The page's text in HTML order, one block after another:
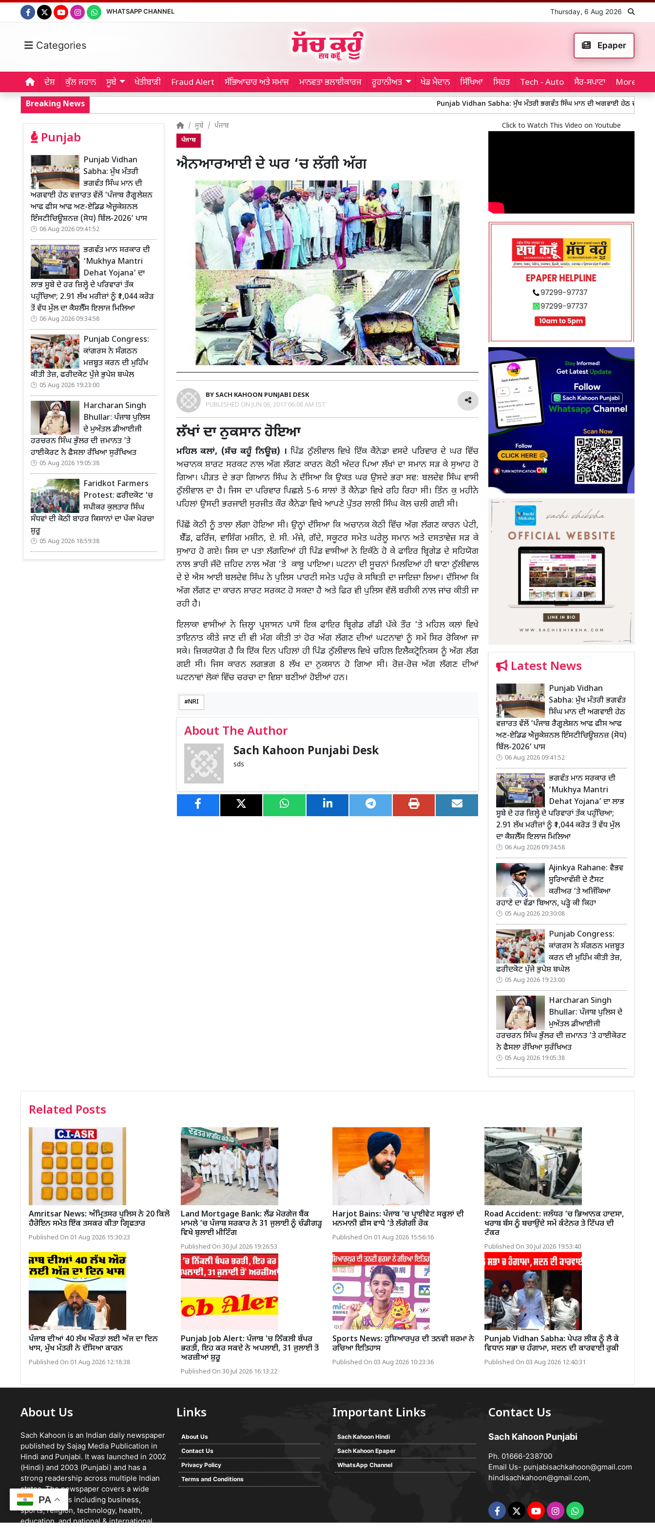
WHATSAPP CHANNEL Thursday, 6 Aug 2026
Categories Epaper
ਦੇਸ਼ ਕੁੱਲ ਜਹਾਨ ਸੂਬੇ ਖੇਤੀਬਾੜੀ Fraud Alert ਸੱਭਿਆਚਾਰ ਅਤੇ ਸਮਾਜ ਮਾਨਵਤਾ ਭਲਾਈਕਾਰਜ ਰੂਹਾਨੀਅਤ ਖੇਡ ਮੈਦਾਨ ਸਿੱਖਿਆ ਸਿਹਤ Tech - Auto ਸੈਰ-ਸਪਾਟਾ More...
Breaking News Punjab Vidhan Sabha: ਮੁੱਖ ਮੰਤਰੀ ਭਗਵੰਤ ਸਿੰਘ ਮਾਨ ਦੀ ਅਗਵਾਈ ਹੇਠ ਵਜ਼ਾਰਤ ਵੱਲੋਂ
Punjab
Punjab Vidhan
Sabha: ਮੁੱਖ ਮੰਤਰੀ
ਭਗਵੰਤ ਸਿੰਘ ਮਾਨ ਦੀ
ਅਗਵਾਈ ਹੇਠ ਵਜ਼ਾਰਤ ਵੱਲੋਂ ‘ਪੰਜਾਬ ਰੈਗੂਲੇਸ਼ਨ
ਆਫ ਫੀਸ ਆਫ ਅਣ-ਏਡਿਡ ਐਜੂਕੇਸ਼ਨਲ
ਇੰਸਟੀਚਿਊਸ਼ਨਜ਼ (ਸੋਧ) ਬਿੱਲ-2026’ ਪਾਸ
06 Aug 2026 09:41:52
ਭਗਵੰਤ ਮਾਨ ਸਰਕਾਰ ਦੀ
‘Mukhya Mantri
Dehat Yojana’ ਦਾ
ਲਾਭ ਸੂਬੇ ਦੇ ਹਰ ਜ਼ਿਲ੍ਹੇ ਦੇ ਪਰਿਵਾਰਾਂ ਤੱਕ
ਪਹੁੰਚਿਆ; 2.91 ਲੱਖ ਮਰੀਜ਼ਾਂ ਨੂੰ ₹1,044 ਕਰੋੜ
ਤੋਂ ਵੱਧ ਮੁੱਲ ਦਾ ਕੈਸ਼ਲੈੱਸ ਇਲਾਜ ਮਿਲਿਆ
06 Aug 2026 09:34:58
Punjab Congress:
ਕਾਂਗਰਸ ਨੇ ਸੰਗਠਨ
ਮਜ਼ਬੂਤ ਕਰਨ ਦੀ ਮੁਹਿੰਮ
ਕੀਤੀ ਤੇਜ਼, ਫਰੀਦਕੋਟ ਪੁੱਜੇ ਭੁਪੇਸ਼ ਬਘੇਲ
05 Aug 2026 19:23:00
Harcharan Singh
Bhullar: ਪੰਜਾਬ ਪੁਲਿਸ
ਦੇ ਮੁਅੱਤਲ ਡੀਆਈਜੀ
ਹਰਚਰਨ ਸਿੰਘ ਭੁੱਲਰ ਦੀ ਜ਼ਮਾਨਤ ’ਤੇ
ਹਾਈਕੋਰਟ ਨੇ ਫੈਸਲਾ ਰੱਖਿਆ ਸੁਰੱਖਿਅਤ
05 Aug 2026 19:05:38
Faridkot Farmers
Protest: ਫਰੀਦਕੋਟ ’ਚ
ਸਪੀਕਰ ਕੁਲਤਾਰ ਸਿੰਘ
ਸੰਧਵਾਂ ਦੀ ਕੋਠੀ ਬਾਹਰ ਕਿਸਾਨਾਂ ਦਾ ਪੱਕਾ ਮੋਰਚਾ
ਸ਼ੁਰੂ
05 Aug 2026 18:59:38
ਸੂਬੇ ਪੰਜਾਬ
ਪੰਜਾਬ
ਐਨਆਰਆਈ ਦੇ ਘਰ ‘ਚ ਲੱਗੀ ਅੱਗ
BY SACH KAHOON PUNJABI DESK
PUBLISHED ON JUN 06, 2017 06:08 AM IST
ਲੱਖਾਂ ਦਾ ਨੁਕਸਾਨ ਹੋਇਆ
ਮਹਿਲ ਕਲਾਂ, (ਸੱਚ ਕਹੂੰ ਨਿਊਜ਼) । ਪਿੰਡ ਠੁੱਲੀਵਾਲ ਵਿਖੇ ਇੱਕ ਕੈਨੇਡਾ ਵਸਦੇ ਪਰਿਵਾਰ ਦੇ ਘਰ ਵਿੱਚ
ਅਚਾਨਕ ਸ਼ਾਰਟ ਸਰਕਟ ਨਾਲ ਅੱਗ ਲੱਗਣ ਕਾਰਨ ਕੋਠੀ ਅੰਦਰ ਪਿਆ ਲੱਖਾਂ ਦਾ ਸਮਾਨ ਸੜ ਕੇ ਸੁਆਹ ਹੋ
ਗਿਆ। ਪੀੜਤ ਦੇ ਭਰਾ ਗਿਆਨ ਸਿੰਘ ਨੇ ਦੱਸਿਆ ਕਿ ਉਕਤ ਘਰ ਉਸਦੇ ਭਰਾ ਸਵ: ਬਲਦੇਵ ਸਿੰਘ ਵਾਸੀ
ਠੁੱਲੀਵਾਲ ਦਾ ਹੈ। ਜਿਸ ਦਾ ਪਰਿਵਾਰ ਪਿਛਲੇ 5-6 ਸਾਲਾਂ ਤੋਂ ਕੈਨੇਡਾ ਵਿਖੇ ਰਹਿ ਰਿਹਾ ਸੀ। ਤਿੰਨ ਕੁ ਮਹੀਨੇ
ਪਹਿਲਾਂ ਉਸਦੀ ਭਰਜਾਈ ਸੁਰਜੀਤ ਕੌਰ ਕੈਨੇਡਾ ਵਿਖੇ ਆਪਣੇ ਪੁੱਤਰ ਲਾਲੀ ਸਿੰਘ ਕੋਲ ਚਲੀ ਗਈ ਸੀ।
ਪਿੱਛੋਂ ਕੋਠੀ ਨੂੰ ਤਾਲਾ ਲੱਗਾ ਹੋਇਆ ਸੀ। ਉਨ੍ਹਾਂ ਦੱਸਿਆ ਕਿ ਅਚਾਨਕ ਕੋਠੀ ਵਿੱਚ ਅੱਗ ਲੱਗਣ ਕਾਰਨ ਪੇਟੀ,
ਬੈੱਡ, ਫਰਿੱਜ, ਵਾਸ਼ਿੰਗ ਮਸ਼ੀਨ, ਏ. ਸੀ. ਮੰਜੇ, ਗੱਦੇ, ਸਕੂਟਰ ਸਮੇਤ ਘਰੇਲੂ ਸਮਾਨ ਅਤੇ ਦਸਤਾਵੇਜ਼ ਸੜ ਕੇ
ਸੁਆਹ ਹੋ ਗਏ। ਜਿਸ ਦਾ ਪਤਾ ਲੱਗਦਿਆਂ ਹੀ ਪਿੰਡ ਵਾਸੀਆਂ ਨੇ ਇਕੱਠੇ ਹੋ ਕੇ ਫਾਇਰ ਬ੍ਰਿਗੇਡ ਦੇ ਸਹਿਯੋਗ
ਨਾਲ ਭਾਰੀ ਜੱਦੋ ਜ਼ਹਿਦ ਨਾਲ ਅੱਗ ‘ਤੇ ਕਾਬੂ ਪਾਇਆ। ਘਟਨਾ ਦੀ ਸੂਚਨਾਂ ਮਿਲਦਿਆਂ ਹੀ ਥਾਣਾ ਠੁੱਲੀਵਾਲ
ਦੇ ਏ ਐਸ ਆਈ ਬਲਦੇਵ ਸਿੰਘ ਨੇ ਪੁਲਿਸ ਪਾਰਟੀ ਸਮੇਤ ਪਹੁੰਚ ਕੇ ਸਥਿਤੀ ਦਾ ਜਾਇਜ਼ਾ ਲਿਆ। ਦੱਸਿਆ ਕਿ
ਅੱਗ ਲੱਗਣ ਦਾ ਕਾਰਨ ਸ਼ਾਰਟ ਸਰਕਟ ਹੋ ਸਕਦਾ ਹੈ ਅਤੇ ਫਿਰ ਵੀ ਪੁਲਿਸ ਵੱਲੋਂ ਬਰੀਕੀ ਨਾਲ ਜਾਂਚ ਕੀਤੀ ਜਾ
ਰਹੀ ਹੈ।
ਇਲਾਕਾ ਵਾਸੀਆਂ ਨੇ ਜ਼ਿਲ੍ਹਾ ਪ੍ਰਸ਼ਾਸਨ ਪਾਸੋਂ ਇਕ ਫਾਇਰ ਬ੍ਰਿਗੇਡ ਗੱਡੀ ਪੱਕੇ ਤੌਰ ‘ਤੇ ਮਹਿਲ ਕਲਾਂ ਵਿਖੇ
ਤਾਇਨਾਤ ਕੀਤੇ ਜਾਣ ਦੀ ਵੀ ਮੰਗ ਕੀਤੀ ਤਾਂ ਹੋਰ ਅੱਗ ਲੱਗਣ ਦੀਆਂ ਘਟਨਾਵਾਂ ਨੂੰ ਸਮੇਂ ਸਿਰ ਰੋਕਿਆ ਜਾ
ਸਕੇ। ਜ਼ਿਕਰਯੋਗ ਹੈ ਕਿ ਇੱਕ ਦਿਨ ਪਹਿਲਾਂ ਹੀ ਪਿੰਡ ਠੁੱਲੀਵਾਲ ਵਿਖੇ ਚਹਿਲ ਇਲੈਕਟ੍ਰੋਨਿਕਸ ਨੂੰ ਅੱਗ ਲੱਗ
ਗਈ ਸੀ। ਜਿਸ ਕਾਰਨ ਲਗਭਗ 8 ਲੱਖ ਦਾ ਨੁਕਸਾਨ ਹੋ ਗਿਆ ਸੀ। ਰੋਜ਼-ਰੋਜ਼ ਅੱਗ ਲੱਗਣ ਦੀਆਂ
ਘਟਨਾਵਾਂ ਲੋਕਾਂ ਵਿੱਚ ਚਰਚਾ ਦਾ ਵਿਸ਼ਾ ਬਣੀਆਂ ਹੋਈਆਂ ਹਨ।
NRI
About The Author
Sach Kahoon Punjabi Desk
sds
Click to Watch This Video on Youtube
Latest News
Punjab Vidhan
Sabha: ਮੁੱਖ ਮੰਤਰੀ ਭਗਵੰਤ
ਸਿੰਘ ਮਾਨ ਦੀ ਅਗਵਾਈ ਹੇਠ
ਵਜ਼ਾਰਤ ਵੱਲੋਂ ‘ਪੰਜਾਬ ਰੈਗੂਲੇਸ਼ਨ ਆਫ ਫੀਸ ਆਫ
ਅਣ-ਏਡਿਡ ਐਜੂਕੇਸ਼ਨਲ ਇੰਸਟੀਚਿਊਸ਼ਨਜ਼ (ਸੋਧ)
ਬਿੱਲ-2026’ ਪਾਸ
06 Aug 2026 09:41:52
ਭਗਵੰਤ ਮਾਨ ਸਰਕਾਰ ਦੀ
‘Mukhya Mantri
Dehat Yojana’ ਦਾ ਲਾਭ
ਸੂਬੇ ਦੇ ਹਰ ਜ਼ਿਲ੍ਹੇ ਦੇ ਪਰਿਵਾਰਾਂ ਤੱਕ ਪਹੁੰਚਿਆ;
2.91 ਲੱਖ ਮਰੀਜ਼ਾਂ ਨੂੰ ₹1,044 ਕਰੋੜ ਤੋਂ ਵੱਧ ਮੁੱਲ
ਦਾ ਕੈਸ਼ਲੈੱਸ ਇਲਾਜ ਮਿਲਿਆ
06 Aug 2026 09:34:58
Ajinkya Rahane: ਵੈਭਵ
ਸੂਰਿਆਵੰਸ਼ੀ ਦੇ ਟੈਸਟ
ਕਰੀਅਰ ’ਤੇ ਅਜਿੰਕਿਆ
ਰਹਾਣੇ ਦਾ ਵੱਡਾ ਬਿਆਨ, ਪੜ੍ਹੋ ਕੀ ਕਿਹਾ
05 Aug 2026 20:30:08
Punjab Congress:
ਕਾਂਗਰਸ ਨੇ ਸੰਗਠਨ ਮਜ਼ਬੂਤ
ਕਰਨ ਦੀ ਮੁਹਿੰਮ ਕੀਤੀ ਤੇਜ਼,
ਫਰੀਦਕੋਟ ਪੁੱਜੇ ਭੁਪੇਸ਼ ਬਘੇਲ
05 Aug 2026 19:23:00
Harcharan Singh
Bhullar: ਪੰਜਾਬ ਪੁਲਿਸ ਦੇ
ਮੁਅੱਤਲ ਡੀਆਈਜੀ
ਹਰਚਰਨ ਸਿੰਘ ਭੁੱਲਰ ਦੀ ਜ਼ਮਾਨਤ ’ਤੇ ਹਾਈਕੋਰਟ
ਨੇ ਫੈਸਲਾ ਰੱਖਿਆ ਸੁਰੱਖਿਅਤ
05 Aug 2026 19:05:38
Related Posts
Amritsar News: ਅੰਮ੍ਰਿਤਸਰ ਪੁਲਿਸ ਨੇ 20 ਕਿਲੋ
ਹੈਰੋਇਨ ਸਮੇਤ ਇੱਕ ਤਸਕਰ ਕੀਤਾ ਗ੍ਰਿਫਤਾਰ
Published On 01 Aug 2026 15:30:23
Land Mortgage Bank: ਲੈਂਡ ਮੋਰਗੇਜ ਬੈਂਕ
ਮਾਮਲੇ ’ਚ ਪੰਜਾਬ ਸਰਕਾਰ ਨੇ 31 ਜੁਲਾਈ ਨੂੰ ਚੰਡੀਗੜ੍ਹ
ਵਿਖੇ ਬੁਲਾਈ ਮੀਟਿੰਗ
Published On 30 Jul 2026 19:26:53
Harjot Bains: ਪੰਜਾਬ ’ਚ ਪ੍ਰਾਈਵੇਟ ਸਕੂਲਾਂ ਦੀ
ਮਨਮਾਨੀ ਫ਼ੀਸ ਵਾਧੇ ’ਤੇ ਲੱਗੇਗੀ ਰੋਕ
Published On 01 Aug 2026 15:56:16
Road Accident: ਜਲੰਧਰ ’ਚ ਭਿਆਨਕ ਹਾਦਸਾ,
ਖਰਾਬ ਬੱਸ ਨੂੰ ਬਚਾਉਂਦੇ ਸਮੇਂ ਕੰਟੇਨਰ ਤੇ ਟਿੱਪਰ ਦੀ
ਟੱਕਰ
Published On 30 Jul 2026 19:53:40
ਪੰਜਾਬ ਦੀਆਂ 40 ਲੱਖ ਔਰਤਾਂ ਲਈ ਅੱਜ ਦਾ ਦਿਨ
ਖਾਸ, ਮੁੱਖ ਮੰਤਰੀ ਨੇ ਦੱਸਿਆ ਕਾਰਨ
Published On 01 Aug 2026 12:18:38
Punjab Job Alert: ਪੰਜਾਬ 'ਚ ਨਿੱਕਲੀ ਬੰਪਰ
ਭਰਤੀ, ਇਹ ਕਰ ਸਕਦੇ ਨੇ ਅਪਲਾਈ, 31 ਜੁਲਾਈ ਤੋਂ
ਅਰਜ਼ੀਆਂ ਸ਼ੁਰੂ
Published On 30 Jul 2026 16:13:22
Sports News: ਹੁਸ਼ਿਆਰਪੁਰ ਦੀ ਤਨਵੀ ਸ਼ਰਮਾ ਨੇ
ਰਚਿਆ ਇਤਿਹਾਸ
Published On 03 Aug 2026 10:23:36
Punjab Vidhan Sabha: ਪੇਪਰ ਲੀਕ ਨੂੰ ਲੈ ਕੇ
ਵਿਧਾਨ ਸਭਾ ਚ ਹੰਗਾਮਾ, ਸਦਨ ਦੀ ਕਾਰਵਾਈ ਰੁਕੀ
Published On 03 Aug 2026 12:40:31
About Us
Sach Kahoon is an Indian daily newspaper
published by Sajag Media Publication in
Hindi and Punjabi. It was launched in 2002
(Hindi) and 2003 (Punjabi) and has a
strong readership across multiple Indian
states. The newspaper covers a wide
range of topics including business,
sports, religion, technology, health,
education, and national & international
Links
About Us
Contact Us
Privacy Policy
Terms and Conditions
Important Links
Sach Kahoon Hindi
Sach Kahoon Epaper
WhatsApp Channel
Contact Us
Sach Kahoon Punjabi
Ph. 01666-238700
Email Us- punjabisachkahoon@gmail.com
hindisachkahoon@gmail.com,
PA